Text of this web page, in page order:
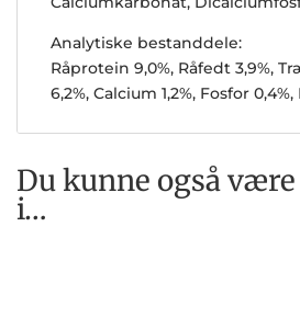
Analytiske bestanddele:
Råprotein 9,0%, Råfedt 3,9%,
6,2%, Calcium 1,2%, Fosfor
Du kunne også
i…